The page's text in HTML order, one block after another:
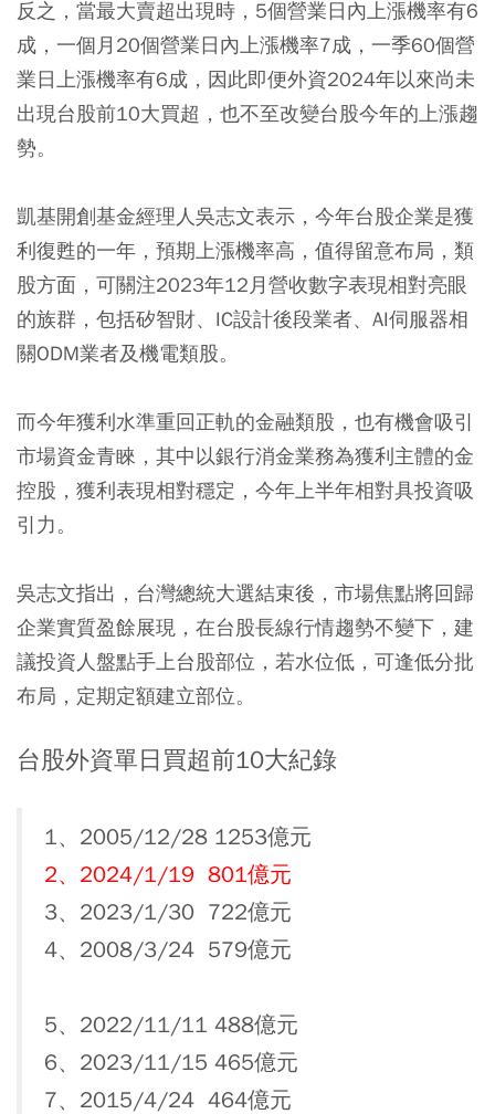
反之，當最大賣超出現時，5個營業日內上漲機率有6
成，一個月20個營業日內上漲機率7成，一季60個營
業日上漲機率有6成，因此即便外資2024年以來尚未
出現台股前10大買超，也不至改變台股今年的上漲趨
勢。
凱基開創基金經理人吳志文表示，今年台股企業是獲
利復甦的一年，預期上漲機率高，值得留意布局，類
股方面，可關注2023年12月營收數字表現相對亮眼
的族群，包括矽智財、IC設計後段業者、AI伺服器相
關ODM業者及機電類股。
而今年獲利水準重回正軌的金融類股，也有機會吸引
市場資金青睞，其中以銀行消金業務為獲利主體的金
控股，獲利表現相對穩定，今年上半年相對具投資吸
引力。
吳志文指出，台灣總統大選結束後，市場焦點將回歸
企業實質盈餘展現，在台股長線行情趨勢不變下，建
議投資人盤點手上台股部位，若水位低，可逢低分批
布局，定期定額建立部位。
台股外資單日買超前10大紀錄
1、2005/12/28 1253億元
2、2024/1/19 801億元
3、2023/1/30 722億元
4、2008/3/24 579億元
5、2022/11/11 488億元
6、2023/11/15 465億元
7、2015/4/24 464億元